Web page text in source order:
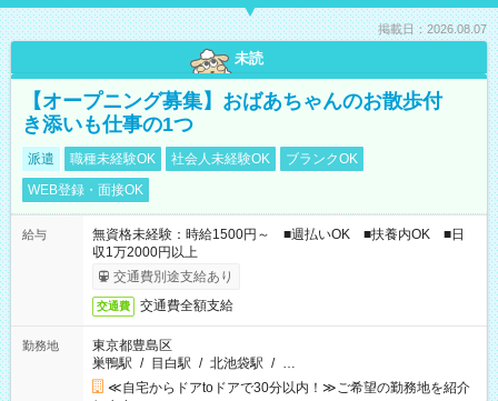
掲載日：2026.08.07
未読
【オープニング募集】おばあちゃんのお散歩付
き添いも仕事の1つ
派遣 職種未経験OK 社会人未経験OK
ブランクOK
WEB登録・面接OK
給与
無資格未経験：時給1500円～ ■週払いOK ■扶養内OK ■日
収1万2000円以上
交通費別途支給あり
交通費 交通費全額支給
勤務地
東京都豊島区
巣鴨駅 / 目白駅 / 北池袋駅 / …
≪自宅からドアtoドアで30分以内！≫ご希望の勤務地を紹介